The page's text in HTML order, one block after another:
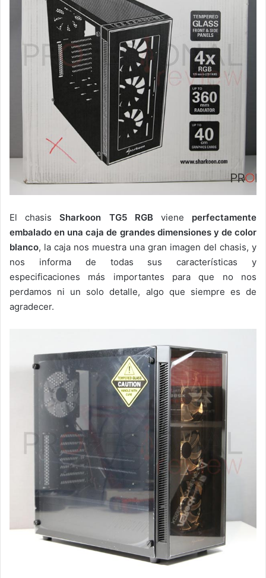
El chasisSharkoon TG5 RGBviene perfectamente
embalado en una caja de grandes dimensiones y de color
blanco, la caja nos muestra una gran imagen del chasis, y
nos informa de todas sus características y
especificaciones más importantes para que no nos
perdamos ni un solo detalle, algo que siempre es de
agradecer.